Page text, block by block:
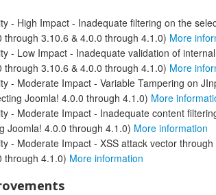
- High Impact - Inadequate filtering on the
through 3.10.6 & 4.0.0 through 4.1.0) More
- Low Impact - Inadequate validation of
through 3.10.6 & 4.0.0 through 4.1.0) More
- Moderate Impact - Variable Tampering on
Joomla! 4.0.0 through 4.1.0) More
- Moderate Impact - Inadequate content
Joomla! 4.0.0 through 4.1.0) More information
- Moderate Impact - XSS attack vector through
through 4.1.0) More information